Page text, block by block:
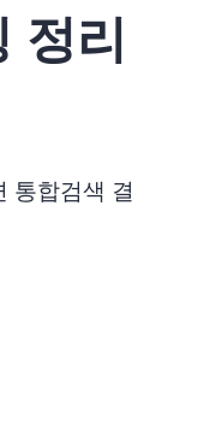
정리
통합검색 결